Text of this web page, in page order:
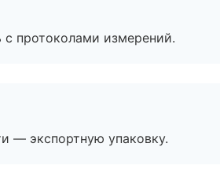
протоколами измерений.
— экспортную упаковку.